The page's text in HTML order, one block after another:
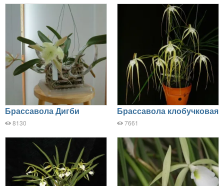
Брассавола Дигби
8130
Брассавола клобучковая
7661